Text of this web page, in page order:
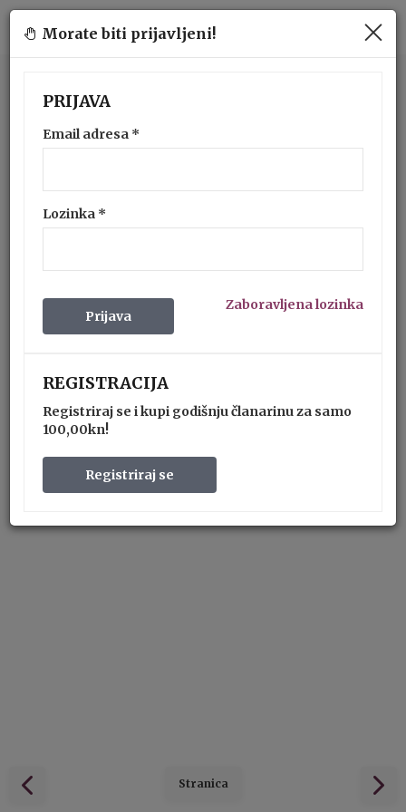
Morate biti prijavljeni!
PRIJAVA
Email adresa *
Lozinka *
Prijava
Zaboravljena lozinka
REGISTRACIJA
Registriraj se i kupi godišnju članarinu za samo
100,00kn!
Registriraj se
Stranica